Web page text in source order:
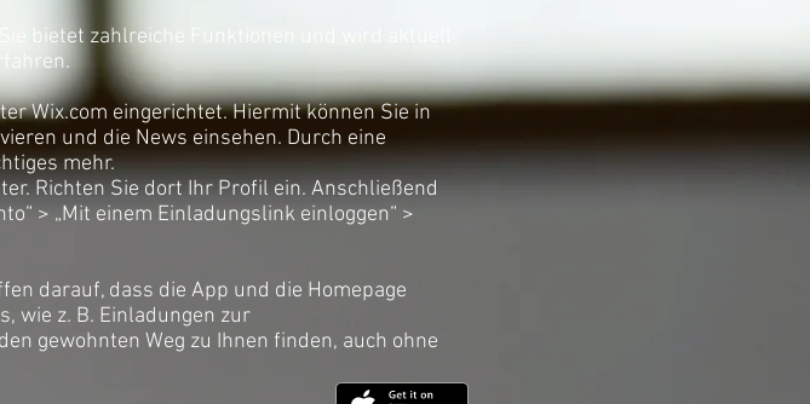
bietet zahlreiche Funktionen und wird aktuell
Wix.com eingerichtet. Hiermit können Sie in
und die News einsehen. Durch eine
mehr.
Richten Sie dort Ihr Profil ein. Anschließend
> „Mit einem Einladungslink einloggen“ >
darauf, dass die App und die Homepage
wie z. B. Einladungen zur
gewohnten Weg zu Ihnen finden, auch ohne